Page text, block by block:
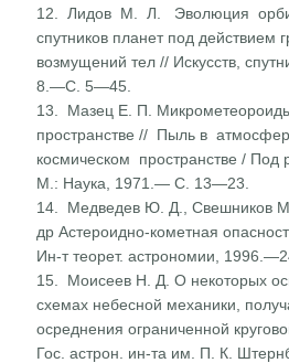
12. Лидов М. Л. Эволюция
спутников планет под действием
возмущений тел // Искусств,
8.—С. 5—45.
13. Мазец Е. П.
пространстве // Пыль в
космическом про­странстве /
М.: Наука, 1971.— С. 13—23.
14. Медведев Ю. Д., Свешников
др Астероидно-кометная
Ин-т теорет. астрономии,
15. Моисеев Н. Д. О некоторых
схемах небесной механики,
осреднения ограниченной
Гос. астрон. ин-та им. П. К.